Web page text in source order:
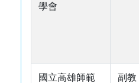
學會
國立高雄師範
副教